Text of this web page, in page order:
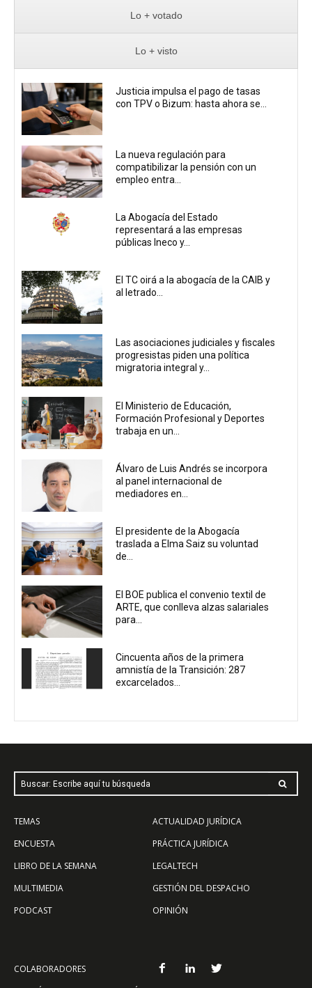
Lo + votado
Lo + visto
Justicia impulsa el pago de tasas
con TPV o Bizum: hasta ahora se...
La nueva regulación para
compatibilizar la pensión con un
empleo entra...
La Abogacía del Estado
representará a las empresas
públicas Ineco y...
El TC oirá a la abogacía de la CAIB y
al letrado...
Las asociaciones judiciales y fiscales
progresistas piden una política
migratoria integral y...
El Ministerio de Educación,
Formación Profesional y Deportes
trabaja en un...
Álvaro de Luis Andrés se incorpora
al panel internacional de
mediadores en...
El presidente de la Abogacía
traslada a Elma Saiz su voluntad
de...
El BOE publica el convenio textil de
ARTE, que conlleva alzas salariales
para...
Cincuenta años de la primera
amnistía de la Transición: 287
excarcelados...
Buscar: Escribe aquí tu búsqueda
TEMAS
ENCUESTA
LIBRO DE LA SEMANA
MULTIMEDIA
PODCAST
ACTUALIDAD JURÍDICA
PRÁCTICA JURÍDICA
LEGALTECH
GESTIÓN DEL DESPACHO
OPINIÓN
COLABORADORES